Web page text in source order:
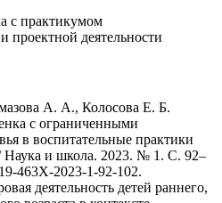
с практикумом
проектной деятельности
А. А., Колосова Е. Б.
с ограниченными
в воспитательные практики
и школа. 2023. № 1. С. 92–
463X-2023-1-92-102.
деятельность детей раннего,